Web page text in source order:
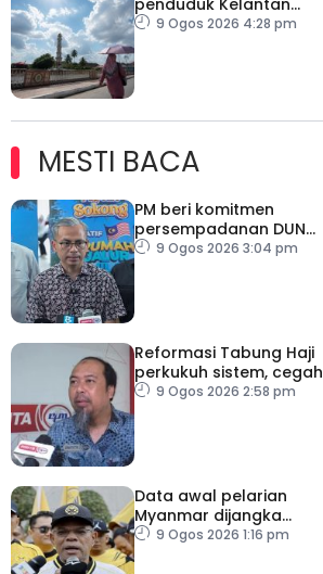
hadkan aktiviti luar
9 Ogos 2026 4:28 pm
MESTI BACA
PM beri komitmen
persempadanan DUN
Sarawak, minta laporan
9 Ogos 2026 3:04 pm
Reformasi Tabung Haji
perkukuh sistem, cegah
kesilapan berulang
9 Ogos 2026 2:58 pm
Data awal pelarian
Myanmar dijangka
diperoleh suku keempat
9 Ogos 2026 1:16 pm